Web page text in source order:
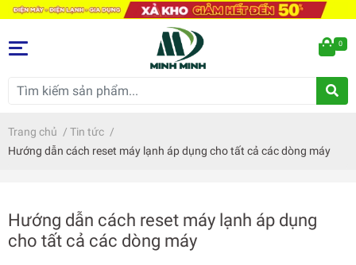
0
Trang chủ / Tin tức /
Hướng dẫn cách reset máy lạnh áp dụng cho tất cả các dòng máy
Hướng dẫn cách reset máy lạnh áp dụng
cho tất cả các dòng máy